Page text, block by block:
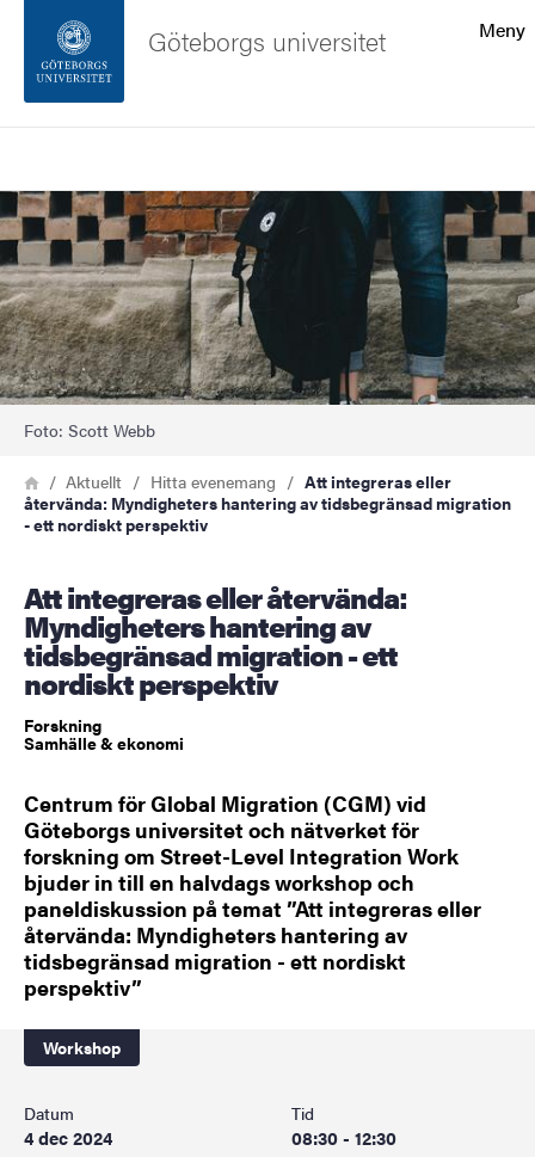
Sidfoten
Om webbplatsen
Meny
Göteborgs universitet
Bild
Foto: Scott Webb
Länkstig
HemAktuellt Hitta evenemang
Att integreras eller
återvända: Myndigheters hantering av tidsbegränsad migration
- ett nordiskt perspektiv
Att integreras eller återvända:
Myndigheters hantering av
tidsbegränsad migration - ett
nordiskt perspektiv
Forskning
Samhälle & ekonomi
Centrum för Global Migration (CGM) vid
Göteborgs universitet och nätverket för
forskning om Street-Level Integration Work
bjuder in till en halvdags workshop och
paneldiskussion på temat ”Att integreras eller
återvända: Myndigheters hantering av
tidsbegränsad migration - ett nordiskt
perspektiv”
Workshop
Datum
4 dec 2024
Tid
08:30 - 12:30